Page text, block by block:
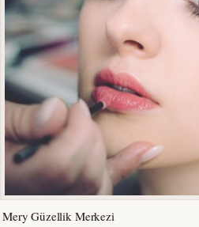
Mery Güzellik Merkezi